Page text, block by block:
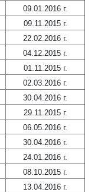
09.01.2016 г.
09.11.2015 г.
22.02.2016 г.
04.12.2015 г.
01.11.2015 г.
02.03.2016 г.
30.04.2016 г.
29.11.2015 г.
06.05.2016 г.
30.04.2016 г.
24.01.2016 г.
08.10.2015 г.
13.04.2016 г.